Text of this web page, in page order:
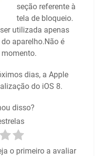
seção referente à
tela de bloqueio.
utilizada apenas
aparelho.Não é
dias, a Apple
do iOS 8.
disso?
o primeiro a avaliar